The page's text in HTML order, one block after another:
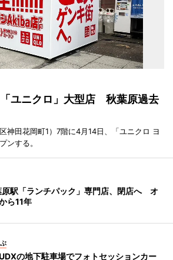
ユニクロ」大型店 秋葉原過去
神田花岡町1）7階に4月14日、「ユニクロ ヨ
ンする。
駅「ランチパック」専門店、閉店へ オ
ら11年
の地下駐車場でフォトセッションカー